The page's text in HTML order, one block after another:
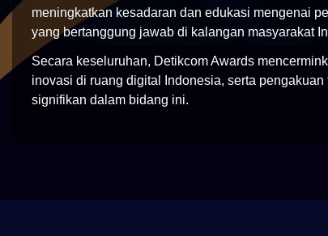
meningkatkan kesadaran dan edukasi mengenai
yang bertanggung jawab di kalangan masyarakat
Secara keseluruhan, Detikcom Awards
inovasi di ruang digital Indonesia, serta
signifikan dalam bidang ini.